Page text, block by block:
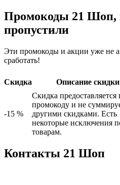
Промокоды 21 Шоп,
пропустили
Эти промокоды и акции уже не
сработать!
Скидка Описание скидки
-15 %
Скидка предоставляется
промокоду и не
другими скидками. Есть
некоторые исключения
товарам.
Контакты 21 Шоп